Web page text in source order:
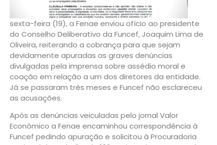
sexta-feira (19), a Fenae enviou ofício ao presidente
do Conselho Deliberativo da Funcef, Joaquim Lima de
Oliveira, reiterando a cobrança para que sejam
devidamente apuradas as graves denúncias
divulgadas pela imprensa sobre assédio moral e
coação em relação a um dos diretores da entidade.
Já se passaram três meses e Funcef não esclareceu
as acusações.
Após as denúncias veiculadas pelo jornal Valor
Econômico a Fenae encaminhou correspondência à
Funcef pedindo apuração e solicitou à Procuradoria